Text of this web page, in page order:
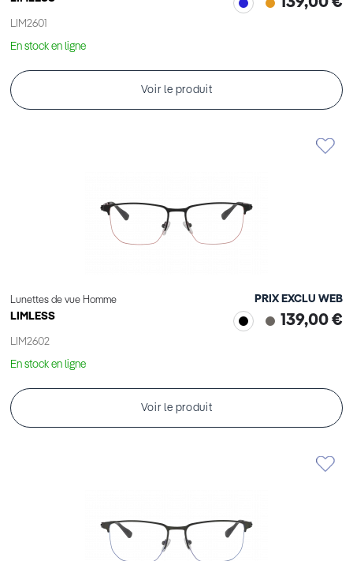
LIM2601
En stock en ligne
Voir le produit
Lunettes de vue Homme
LIMLESS
LIM2602
PRIX EXCLU WEB
139,00 €
En stock en ligne
Voir le produit